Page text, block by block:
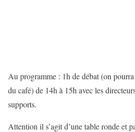
Au programme : 1h de débat (on
du café) de 14h à 15h avec les
supports.
Attention il s’agit d’une table ronde et